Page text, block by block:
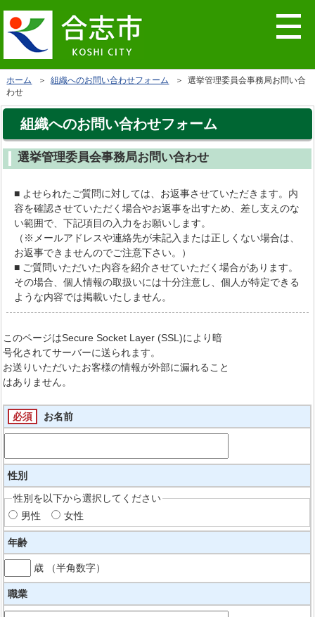
ホーム ＞組織へのお問い合わせフォーム
＞ 選挙管理委員会事務局お問い合
わせ
組織へのお問い合わせフォーム
選挙管理委員会事務局お問い合わせ
■ よせられたご質問に対しては、お返事させていただきます。内
容を確認させていただく場合やお返事を出すため、差し支えのな
い範囲で、下記項目の入力をお願いします。
（※メールアドレスや連絡先が未記入または正しくない場合は、
お返事できませんのでご注意下さい。）
■ ご質問いただいた内容を紹介させていただく場合があります。
その場合、個人情報の取扱いには十分注意し、個人が特定できる
ような内容では掲載いたしません。
このページはSecure Socket Layer (SSL)により暗
号化されてサーバーに送られます。
お送りいただいたお客様の情報が外部に漏れること
はありません。
必須 お名前
性別
性別を以下から選択してください
男性
女性
年齢
歳 （半角数字）
職業